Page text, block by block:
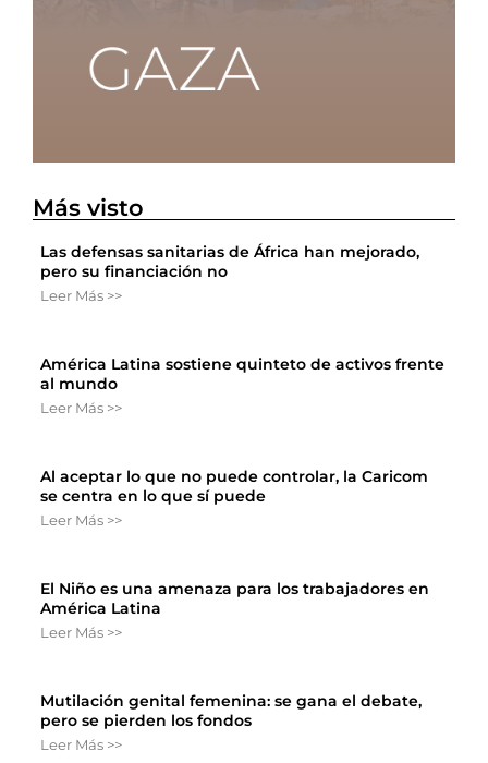
Más visto
Las defensas sanitarias de África han mejorado,
pero su financiación no
Leer Más >>
América Latina sostiene quinteto de activos frente
al mundo
Leer Más >>
Al aceptar lo que no puede controlar, la Caricom
se centra en lo que sí puede
Leer Más >>
El Niño es una amenaza para los trabajadores en
América Latina
Leer Más >>
Mutilación genital femenina: se gana el debate,
pero se pierden los fondos
Leer Más >>